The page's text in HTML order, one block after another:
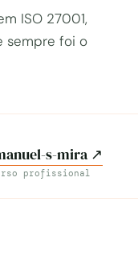
ISO 27001,
sempre foi o
s-mira ↗
profissional